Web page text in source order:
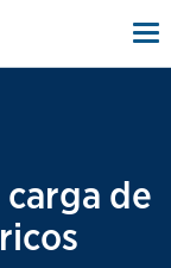
de